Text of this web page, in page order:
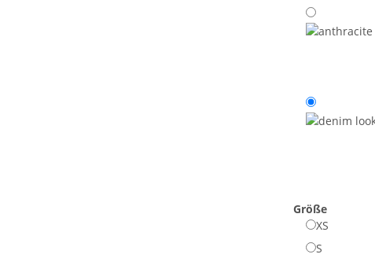
Größe
XS
S